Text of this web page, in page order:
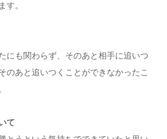
す。
にも関わらず、そのあと相手に追いつ
のあと追いつくことができなかったこ
て